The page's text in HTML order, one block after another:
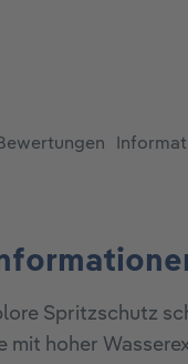
Spritzschutz
mit hoher